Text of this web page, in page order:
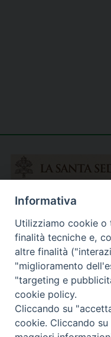
Informativa
Utilizziamo cookie o
finalità tecniche e,
altre finalità
"miglioramento
"targeting e
cookie policy.
Cliccando su
cookie. Cliccando